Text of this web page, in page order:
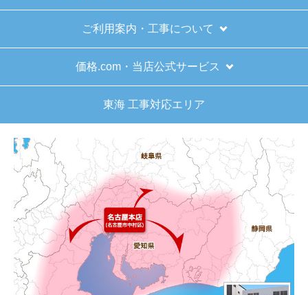
【注文商品】給湯器 【注文時期】2025
年11月頃（モバイルから）
【このショップを選んだ理由は？】
キッチン混合栓に続いて2回目の利用です。価格が
リーズナブルで、HPの構成から見てしっかりして
いる会社だなと思っていたので再度利用。やはり
期待通りにきちんと対応してもらえました。
【注文からどのくらいで届きましたか？】
工事日を自分から発注の2週間先にしていたので、
遅れることもなく予定通りに工事前に到着。
ご利用案内・工事について
価格.com・当店公式サービス
東海 工事対応エリア